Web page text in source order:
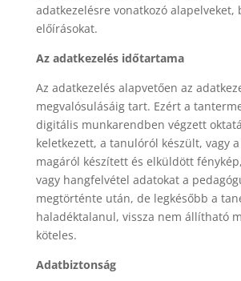
adatkezelésre vonatkozó alapelveket,
előírásokat.
Az adatkezelés időtartama
Az adatkezelés alapvetően az
megvalósulásáig tart. Ezért a
digitális munkarendben végzett
keletkezett, a tanulóról készült, vagy
magáról készített és elküldött
vagy hangfelvétel adatokat a
megtörténte után, de legkésőbb a
haladéktalanul, vissza nem állítható
köteles.
Adatbiztonság